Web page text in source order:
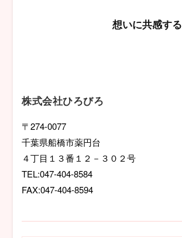
シ
ョ
ン
想いに共感する
株式会社ひろびろ
〒274-0077
千葉県船橋市薬円台
４丁目１３番１２－３０２号
TEL:047-404-8584
FAX:047-404-8594